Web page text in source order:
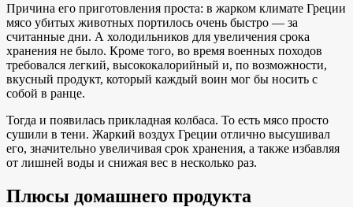
Причина его приготовления проста: в жарком климате Греции
мясо убитых животных портилось очень быстро — за
считанные дни. А холодильников для увеличения срока
хранения не было. Кроме того, во время военных походов
требовался легкий, высококалорийный и, по возможности,
вкусный продукт, который каждый воин мог бы носить с
собой в ранце.
Тогда и появилась прикладная колбаса. То есть мясо просто
сушили в тени. Жаркий воздух Греции отлично высушивал
его, значительно увеличивая срок хранения, а также избавляя
от лишней воды и снижая вес в несколько раз.
Плюсы домашнего продукта